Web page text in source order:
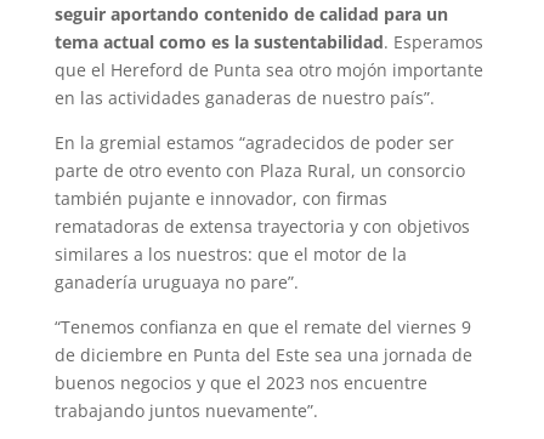
seguir aportando contenido de calidad para un
tema actual como es la sustentabilidad. Esperamos
que el Hereford de Punta sea otro mojón importante
en las actividades ganaderas de nuestro país”.
En la gremial estamos “agradecidos de poder ser
parte de otro evento con Plaza Rural, un consorcio
también pujante e innovador, con firmas
rematadoras de extensa trayectoria y con objetivos
similares a los nuestros: que el motor de la
ganadería uruguaya no pare”.
“Tenemos confianza en que el remate del viernes 9
de diciembre en Punta del Este sea una jornada de
buenos negocios y que el 2023 nos encuentre
trabajando juntos nuevamente”.